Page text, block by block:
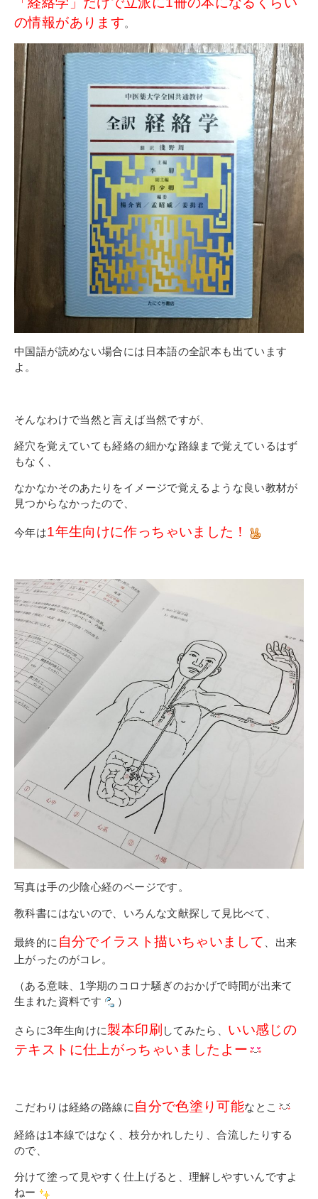
の情報があります。
中国語が読めない場合には日本語の全訳本も出ています
よ。
そんなわけで当然と言えば当然ですが、
経穴を覚えていても経絡の細かな路線まで覚えているはず
もなく、
なかなかそのあたりをイメージで覚えるような良い教材が
見つからなかったので、
今年は1年生向けに作っちゃいました！
写真は手の少陰心経のページです。
教科書にはないので、いろんな文献探して見比べて、
最終的に 自分でイラスト描いちゃいまして
、出来
上がったのがコレ。
（ある意味、1学期のコロナ騒ぎのおかげで時間が出来て
生まれた資料です
）
さらに3年生向けに製本印刷 してみたら、 いい感じの
テキストに仕上がっちゃいましたよー
こだわりは経絡の路線に 自分で色塗り可能なとこ
経絡は1本線ではなく、枝分かれしたり、合流したりする
ので、
分けて塗って見やすく仕上げると、理解しやすいんですよ
ねー